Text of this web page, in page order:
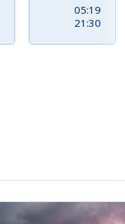
05:19
21:30